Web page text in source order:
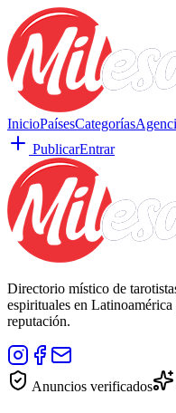
InicioPaísesCategorías
PublicarEntrar
Directorio místico de
espirituales en
reputación.
Anuncios verificados